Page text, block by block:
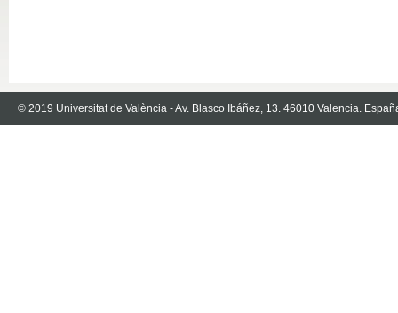
© 2019 Universitat de València - Av. Blasco Ibáñez, 13. 46010 Valencia.